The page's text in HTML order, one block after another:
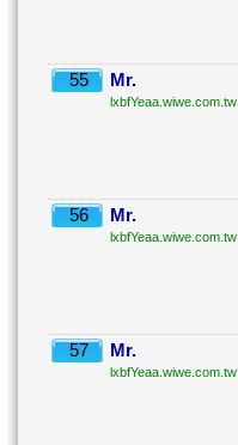
55 Mr.
lxbfYeaa.wiwe.com.tw
56 Mr.
lxbfYeaa.wiwe.com.tw
57 Mr.
lxbfYeaa.wiwe.com.tw